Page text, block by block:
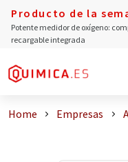
Producto de la
Potente medidor de oxígeno:
recargable integrada
Home Empresas